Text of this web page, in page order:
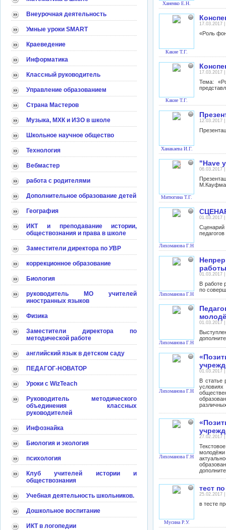
Внеурочная деятельность
Умные уроки SMART
Краеведение
Информатика
Классный руководитель
Управление образованием
Страна Мастеров
Музыка, МХК и ИЗО в школе
Школьное научное общество
Технология
Вебмастер
работа с родителями
Дополнительное образование детей
География
ИКТ и преподавание истории,
обществознания и права в школе
Заместители директора по УВР
коррекционное образование
Биология
руководитель МО учителей
иностранных языков
Физика
Заместители директора по
методической работе
английский язык в детском саду
ПЕДАГОГ-НОВАТОР
Уроки с WizTeach
Руководитель методического
объединения классных
руководителей
Инфознайка
Биология и экология
психология
Клуб учителей истории и
обществознания
Учебная деятельность школьников.
Дошкольное воспитание
ИКТ в логопедии
Ханенко Е.Н.
Какне Т.Г.
17.03.2017
«Роль
Какне Т.Г.
17.03.2017
Тема:
Ханакаева И.Г.
12.03.2017
Митюгина Т.Г.
"Have
06.03.2017
Лихоманова Г.Н.
01.03.2017
Лихоманова Г.Н.
01.03.2017
В работе
по
Лихоманова Г.Н.
01.03.2017
Лихоманова Г.Н.
01.03.2017
В статье
Лихоманова Г.Н.
27.02.2017
молодёжи
Мусина Р.У.
тест
25.02.2017
в тесте